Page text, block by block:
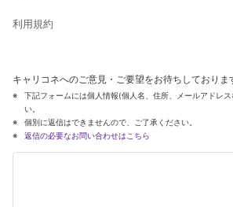
利用規約
キャリコネへのご意見・ご要望をお待ちしておりま
下記フォームには個人情報(個人名、住所、メールアドレ
い。
個別に返信はできませんので、ご了承ください。
返信の必要なお問い合わせはこちら